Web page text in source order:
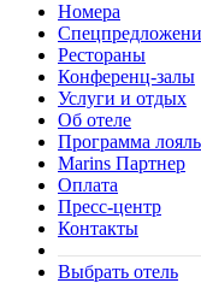
Номера
Рестораны
Конференц-залы
Услуги и отдых
Об отеле
Программа
Marins Партнер
Оплата
Пресс-центр
Контакты
Выбрать отель